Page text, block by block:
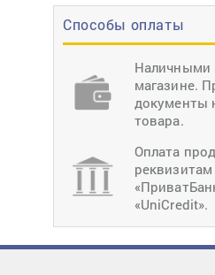
Способы оплаты
Наличными
магазине.
документы
товара.
Оплата
реквизитам
«UniCredit».